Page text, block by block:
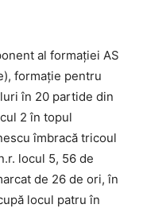
al formaţiei AS
formaţie pentru
în 20 partide din
2 în topul
îmbracă tricoul
locul 5, 56 de
de 26 de ori, în
locul patru în